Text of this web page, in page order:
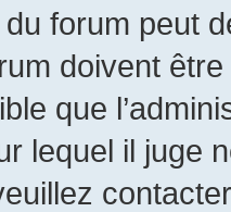
du forum peut
doivent
que
lequel il juge